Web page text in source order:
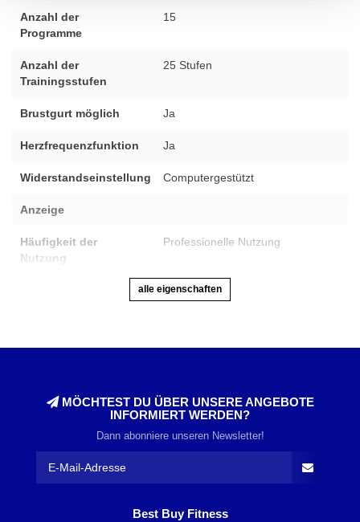
Anzahl der
Programme
15
Anzahl der
Trainingsstufen
25 Stufen
Brustgurt möglich Ja
Herzfrequenzfunktion Ja
Widerstandseinstellung Computergestützt
Anzeige
Häufigkeit der
Nutzung
Professionelle Nutzung
alle eigenschaften
MÖCHTEST DU ÜBER UNSERE ANGEBOTE
INFORMIERT WERDEN?
Dann abonniere unseren Newsletter!
Best Buy Fitness